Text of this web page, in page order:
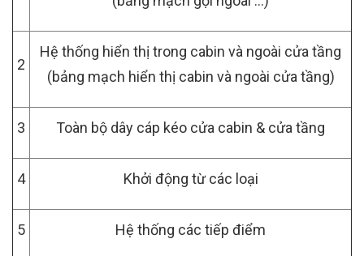
2
Hệ thống hiển thị trong cabin và ngoài cửa tầng
(bảng mạch hiển thị cabin và ngoài cửa tầng)
3 Toàn bộ dây cáp kéo cửa cabin & cửa tầng
4 Khởi động từ các loại
5 Hệ thống các tiếp điểm